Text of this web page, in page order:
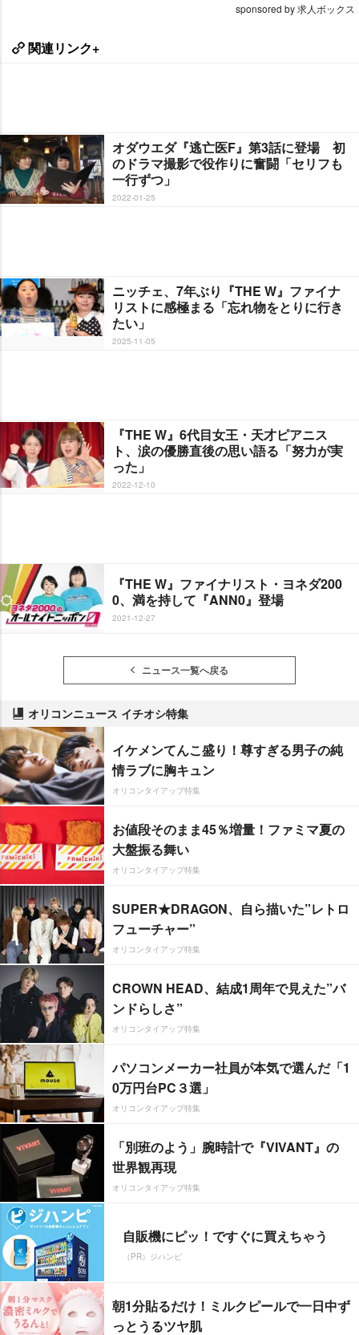
sponsored by 求人ボックス
関連リンク+
オダウエダ『逃亡医F』第3話に登場 初
のドラマ撮影で役作りに奮闘「セリフも
一行ずつ」
2022-01-25
ニッチェ、7年ぶり『THE W』ファイナ
リストに感極まる「忘れ物をとりに行き
たい」
2025-11-05
『THE W』6代目女王・天才ピアニス
ト、涙の優勝直後の思い語る「努力が実
った」
2022-12-10
『THE W』ファイナリスト・ヨネダ200
0、満を持して『ANN0』登場
2021-12-27
ニュース一覧へ戻る
オリコンニュース イチオシ特集
イケメンてんこ盛り！尊すぎる男子の純
情ラブに胸キュン
オリコンタイアップ特集
お値段そのまま45％増量！ファミマ夏の
大盤振る舞い
オリコンタイアップ特集
SUPER★DRAGON、自ら描いた”レトロ
フューチャー”
オリコンタイアップ特集
CROWN HEAD、結成1周年で見えた”バ
ンドらしさ”
オリコンタイアップ特集
パソコンメーカー社員が本気で選んだ「1
0万円台PC３選」
オリコンタイアップ特集
「別班のよう」腕時計で『VIVANT』の
世界観再現
オリコンタイアップ特集
自販機にピッ！ですぐに買えちゃう
（PR）ジハンピ
朝1分貼るだけ！ミルクピールで一日中ず
っとうるツヤ肌